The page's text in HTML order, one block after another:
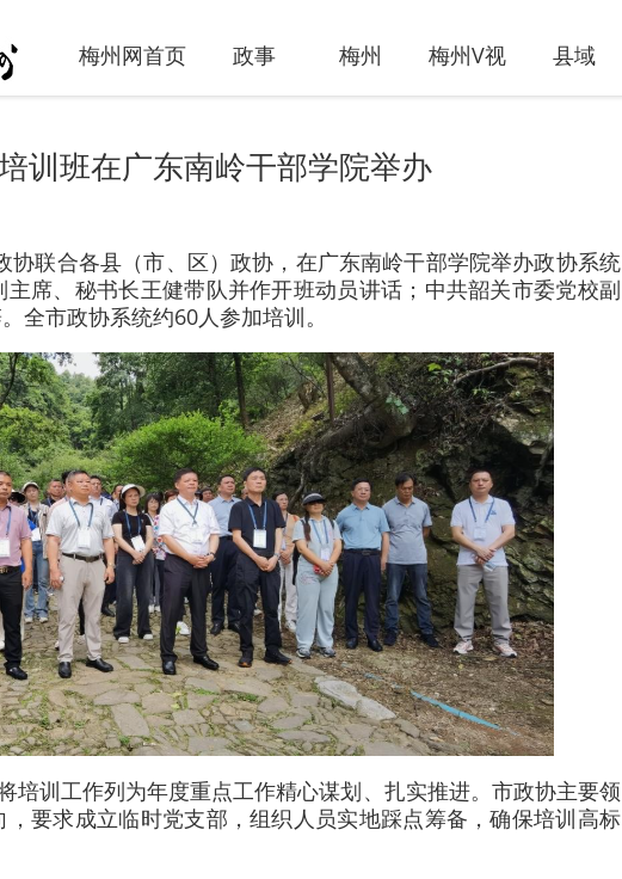
梅州网首页 政事 梅州 梅州V视 县域
训班在广东南岭干部学院举办
协联合各县（市、区）政协，在广东南岭干部学院举办政协系统
席、秘书长王健带队并作开班动员讲话；中共韶关市委党校副
全市政协系统约60人参加培训。
培训工作列为年度重点工作精心谋划、扎实推进。市政协主要领
要求成立临时党支部，组织人员实地踩点筹备，确保培训高标